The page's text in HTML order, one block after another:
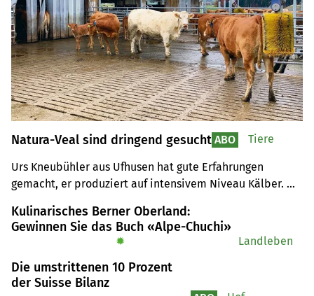
Natura-Veal sind dringend gesucht
Urs Kneubühler aus Ufhusen hat gute Erfahrungen
gemacht, er produziert auf intensivem Niveau Kälber.
hat es noch Potenzial für Natura-Veal.
ABO Tiere
Kulinarisches Berner Oberland:
Gewinnen Sie das Buch «Alpe-Chuchi»
✹ Landleben
Die umstrittenen 10 Prozent
der Suisse Bilanz